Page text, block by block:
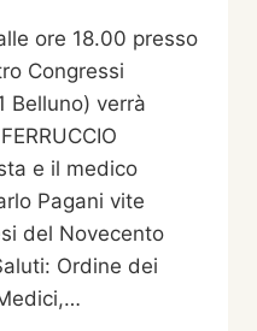
ore 18.00 presso
Congressi
Belluno) verrà
e il medico
Pagani vite
del Novecento
Ordine dei